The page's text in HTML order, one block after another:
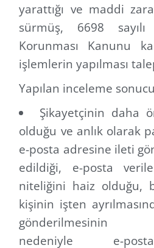
yarattığı ve maddi
sürmüş, 6698
Korunması Kanunu
işlemlerin yapılması
Yapılan inceleme
Şikayetçinin daha
olduğu ve anlık olarak
e-posta adresine ileti
edildiği, e-posta
niteliğini haiz olduğu,
kişinin işten
gönderilmesinin
nedeniyle e-